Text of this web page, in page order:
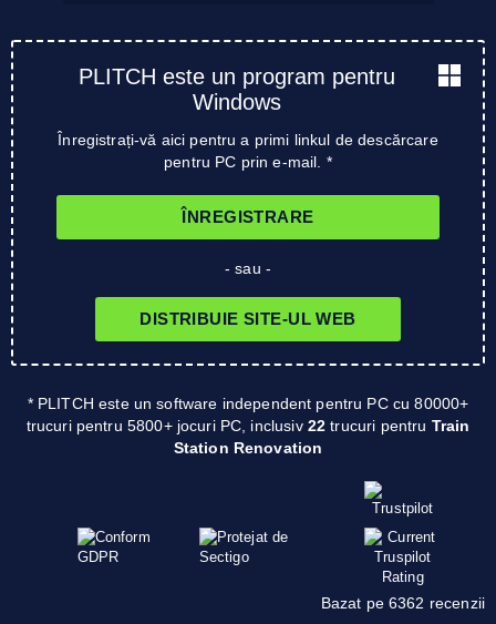
PLITCH este un program pentru
Windows
Înregistrați-vă aici pentru a primi linkul de descărcare
pentru PC prin e-mail. *
ÎNREGISTRARE
- sau -
DISTRIBUIE SITE-UL WEB
* PLITCH este un software independent pentru PC cu 80000+
trucuri pentru 5800+ jocuri PC, inclusiv 22 trucuri pentru Train
Station Renovation
Bazat pe 6362 recenzii